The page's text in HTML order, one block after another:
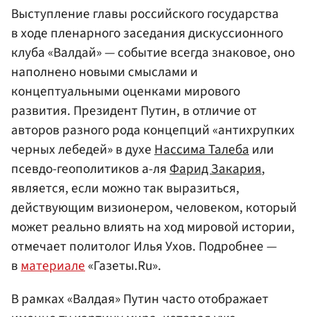
Выступление главы российского государства
в ходе пленарного заседания дискуссионного
клуба «Валдай» — событие всегда знаковое, оно
наполнено новыми смыслами и
концептуальными оценками мирового
развития. Президент Путин, в отличие от
авторов разного рода концепций «антихрупких
черных лебедей» в духеНассима Талебаили
псевдо-геополитиков а-ляФарид Закария,
является, если можно так выразиться,
действующим визионером, человеком, который
может реально влиять на ход мировой истории,
отмечает политолог Илья Ухов. Подробнее —
вматериале«Газеты.Ru».
В рамках «Валдая» Путин часто отображает